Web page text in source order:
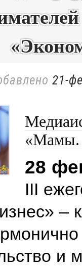
21-
«Мамы.
28
III
–
и